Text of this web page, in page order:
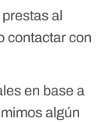
al
contactar con
en base a
algún